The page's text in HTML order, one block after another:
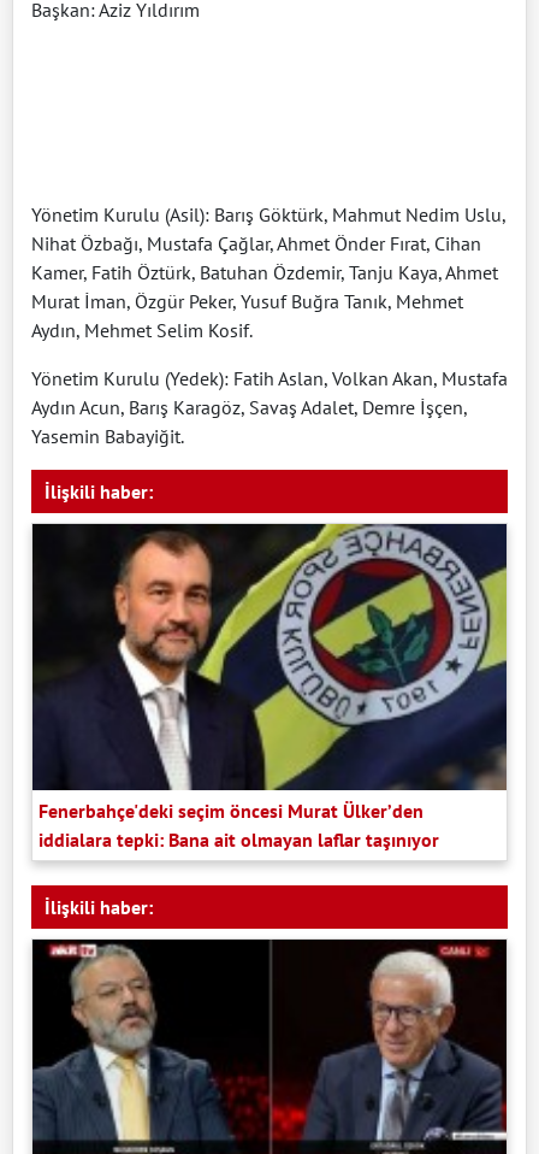
Başkan: Aziz Yıldırım
Yönetim Kurulu (Asil): Barış Göktürk, Mahmut Nedim Uslu,
Nihat Özbağı, Mustafa Çağlar, Ahmet Önder Fırat, Cihan
Kamer, Fatih Öztürk, Batuhan Özdemir, Tanju Kaya, Ahmet
Murat İman, Özgür Peker, Yusuf Buğra Tanık, Mehmet
Aydın, Mehmet Selim Kosif.
Yönetim Kurulu (Yedek): Fatih Aslan, Volkan Akan, Mustafa
Aydın Acun, Barış Karagöz, Savaş Adalet, Demre İşçen,
Yasemin Babayiğit.
İlişkili haber:
Fenerbahçe'deki seçim öncesi Murat Ülker’den
iddialara tepki: Bana ait olmayan laflar taşınıyor
İlişkili haber: